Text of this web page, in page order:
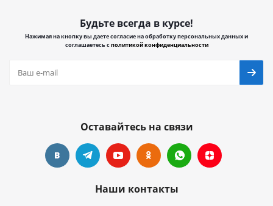
Будьте всегда в курсе!
Нажимая на кнопку вы даете согласие на обработку персональных данных и
соглашаетесь сполитикой конфиденциальности
Оставайтесь на связи
Наши контакты